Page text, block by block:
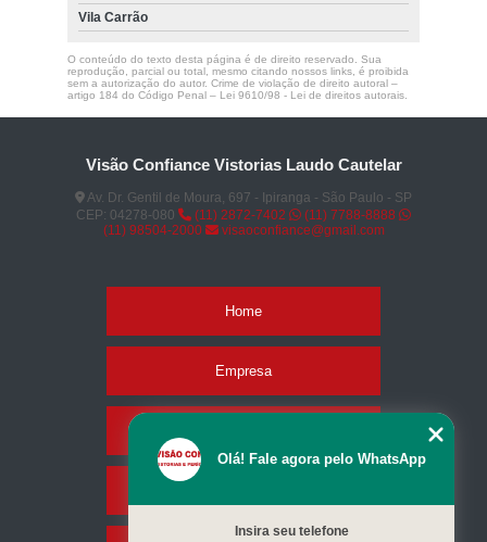
Vila Carrão
O conteúdo do texto desta página é de direito reservado. Sua
reprodução, parcial ou total, mesmo citando nossos links, é proibida
sem a autorização do autor. Crime de violação de direito autoral –
artigo 184 do Código Penal – Lei 9610/98 - Lei de direitos autorais.
Visão Confiance Vistorias Laudo Cautelar
Av. Dr. Gentil de Moura, 697 - Ipiranga - São Paulo - SP
CEP: 04278-080
(11) 2872-7402
(11) 7788-8888
(11) 98504-2000
visaoconfiance@gmail.com
Home
Empresa
Olá! Fale agora pelo WhatsApp
Insira seu telefone